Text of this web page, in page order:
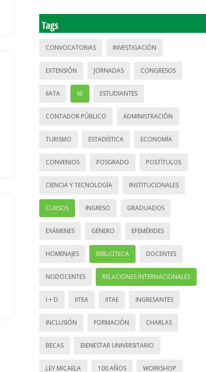
Tags
CONVOCATORIAS INVESTIGACIÓN
EXTENSIÓN JORNADAS CONGRESOS
IIATA IIE ESTUDIANTES
CONTADOR PÚBLICO ADMINISTRACIÓN
TURISMO ESTADÍSTICA ECONOMÍA
CONVENIOS POSGRADO POSTÍTULOS
CIENCIA Y TECNOLOGÍA INSTITUCIONALES
CURSOS INGRESO GRADUADOS
EXÁMENES GÉNERO EFEMÉRIDES
HOMENAJES BIBLIOTECA DOCENTES
NODOCENTES RELACIONES INTERNACIONALES
I + D IITEA IITAE INGRESANTES
INCLUSIÓN FORMACIÓN CHARLAS
BECAS BIENESTAR UNIVERSITARIO
LEY MICAELA 100 AÑOS WORKSHOP